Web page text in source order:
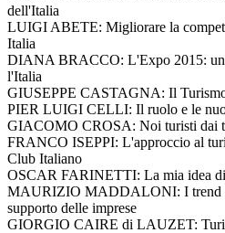
dell'Italia
LUIGI ABETE: Migliorare la
Italia
DIANA BRACCO: L'Expo 2015:
l'Italia
GIUSEPPE CASTAGNA: Il
PIER LUIGI CELLI: Il ruolo e le
GIACOMO CROSA: Noi turisti dai
FRANCO ISEPPI: L'approccio al
Club Italiano
OSCAR FARINETTI: La mia idea
MAURIZIO MADDALONI: I trend
supporto delle imprese
GIORGIO CAIRE di LAUZET: